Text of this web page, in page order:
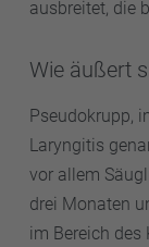
ausbreitet, die
Wie äußert
Pseudokrupp,
Laryngitis
vor allem
drei Monaten
im Bereich des